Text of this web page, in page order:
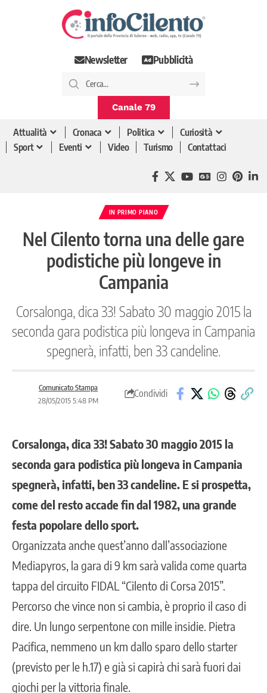
Newsletter Pubblicità
Canale 79
Attualità Cronaca Politica
Curiosità
Sport
Eventi Video Turismo Contattaci
IN PRIMO PIANO
Nel Cilento torna una delle gare
podistiche più longeve in
Campania
Corsalonga, dica 33! Sabato 30 maggio 2015 la
seconda gara podistica più longeva in Campania
spegnerà, infatti, ben 33 candeline.
Comunicato Stampa
28/05/2015 5:48 PM
Condividi
Corsalonga, dica 33! Sabato 30 maggio 2015 la
seconda gara podistica più longeva in Campania
spegnerà, infatti, ben 33 candeline. E si prospetta,
come del resto accade fin dal 1982, una grande
festa popolare dello sport.
Organizzata anche quest’anno dall’associazione
Mediapyros, la gara di 9 km sarà valida come quarta
tappa del circuito FIDAL “Cilento di Corsa 2015”.
Percorso che vince non si cambia, è proprio il caso di
dire. Un lungo serpentone con mille insidie. Pietra
Pacifica, nemmeno un km dallo sparo dello starter
(previsto per le h.17) e già si capirà chi sarà fuori dai
giochi per la vittoria finale.